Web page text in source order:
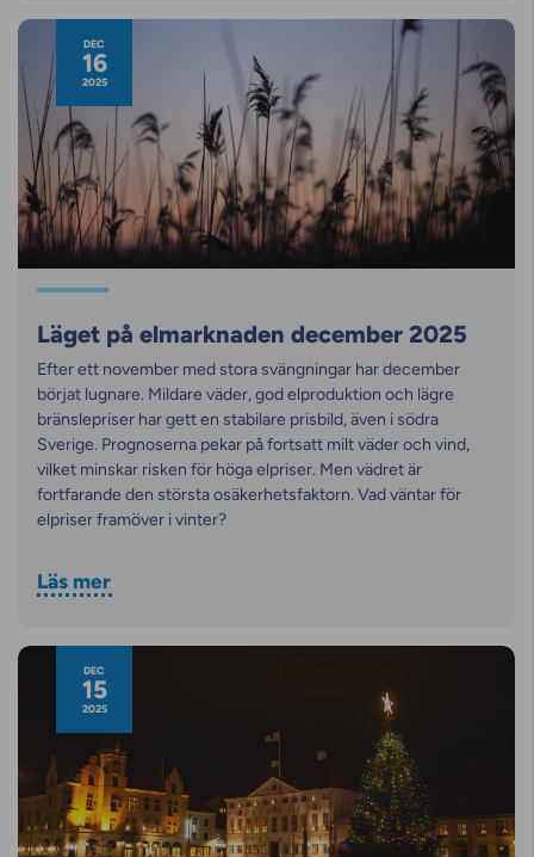
DEC
16
2025
Läget på elmarknaden december 2025
Efter ett november med stora svängningar har december
börjat lugnare. Mildare väder, god elproduktion och lägre
bränslepriser har gett en stabilare prisbild, även i södra
Sverige. Prognoserna pekar på fortsatt milt väder och vind,
vilket minskar risken för höga elpriser. Men vädret är
fortfarande den största osäkerhetsfaktorn. Vad väntar för
elpriser framöver i vinter?
Läs mer
DEC
15
2025